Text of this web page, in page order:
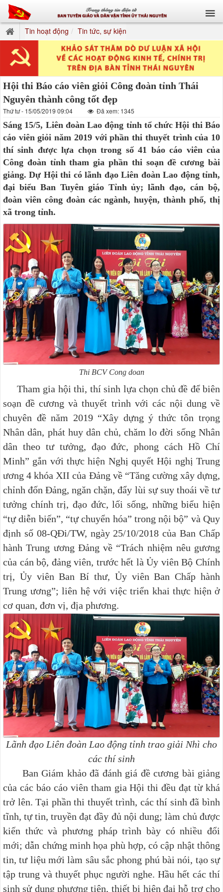
Tin hoạt động Tin tức, sự kiện
Hội thi Báo cáo viên giỏi Công đoàn tỉnh Thái
Nguyên thành công tốt đẹp
Thứ tư - 15/05/2019 09:04 Đã xem: 1345
Sáng 15/5, Liên đoàn Lao động tỉnh tổ chức Hội thi Báo
cáo viên giỏi năm 2019 với phần thi thuyết trình của 10
thí sinh được lựa chọn trong số 41 báo cáo viên của
Công đoàn tỉnh tham gia phần thi soạn đề cương bài
giảng. Dự Hội thi có lãnh đạo Liên đoàn Lao động tỉnh,
đại biểu Ban Tuyên giáo Tỉnh ủy; lãnh đạo, cán bộ,
đoàn viên công đoàn các ngành, huyện, thành phố, thị
xã trong tỉnh.
Thi BCV Cong doan
Tham gia hội thi, thí sinh lựa chọn chủ đề để biên
soạn đề cương và thuyết trình với các nội dung về
chuyên đề năm 2019 “Xây dựng ý thức tôn trọng
Nhân dân, phát huy dân chủ, chăm lo đời sống Nhân
dân theo tư tưởng, đạo đức, phong cách Hồ Chí
Minh” gắn với thực hiện Nghị quyết Hội nghị Trung
ương 4 khóa XII của Đảng về “Tăng cường xây dựng,
chỉnh đốn Đảng, ngăn chặn, đẩy lùi sự suy thoái về tư
tưởng chính trị, đạo đức, lối sống, những biểu hiện
“tự diễn biến”, “tự chuyển hóa” trong nội bộ” và Quy
định số 08-QĐi/TW, ngày 25/10/2018 của Ban Chấp
hành Trung ương Đảng về “Trách nhiệm nêu gương
của cán bộ, đảng viên, trước hết là Ủy viên Bộ Chính
trị, Ủy viên Ban Bí thư, Ủy viên Ban Chấp hành
Trung ương”; liên hệ với việc triển khai thực hiện ở
cơ quan, đơn vị, địa phương.
Lãnh đạo Liên đoàn Lao động tỉnh trao giải Nhì cho
các thí sinh
Ban Giám khảo đã đánh giá đề cương bài giảng
của các báo cáo viên tham gia Hội thi đều đạt từ khá
trở lên.Tại phần thi thuyết trình, các thí sinh đã bình
tĩnh, tự tin, truyền đạt đầy đủ nội dung; làm chủ được
kiến thức và phương pháp trình bày có nhiều đổi
mới; dẫn chứng minh họa phù hợp, có cập nhật thông
tin, tư liệu mới làm sâu sắc phong phú bài nói, tạo sự
tập trung và thuyết phục người nghe. Hầu hết các thí
sinh sử dụng phương tiện, thiết bị hiện đại hỗ trợ cho